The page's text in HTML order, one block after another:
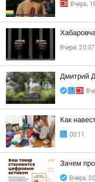
Вчера,
Вчера, 20:37
Дмитрий
Как
03:11
Зачем
Вчера,